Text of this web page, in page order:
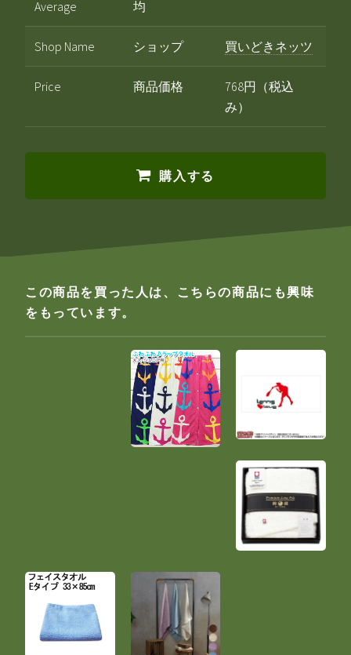
Average 均
Shop Name ショップ 買いどきネッツ
Price 商品価格
768円（税込
み）
購入する
この商品を買った人は、こちらの商品にも興味
をもっています。